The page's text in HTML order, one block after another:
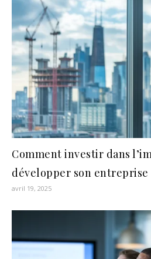
Comment investir dans
développer son entreprise
avril 19, 2025